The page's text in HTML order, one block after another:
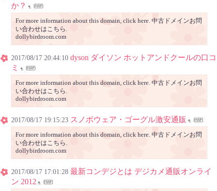
か？
For more information about this domain, click here. 中古ドメインお問
い合わせはこちら.
dollybirdroom.com
2017/08/17 20:44:10 dyson ダイソン ホットアンドクールの口コ
ミ
For more information about this domain, click here. 中古ドメインお問
い合わせはこちら.
dollybirdroom.com
2017/08/17 19:15:23 スノボウェア・ゴーグル激安通販
For more information about this domain, click here. 中古ドメインお問
い合わせはこちら.
dollybirdroom.com
2017/08/17 17:01:28 最新コンデジとは デジカメ通販オンライ
ン 2012